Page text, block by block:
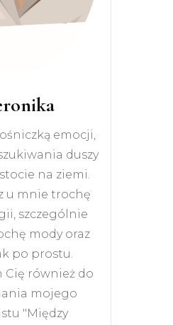
emocji,
duszy
na ziemi.
u mnie trochę
szczególnie
mody oraz
po prostu.
Cię również do
mojego
"Między